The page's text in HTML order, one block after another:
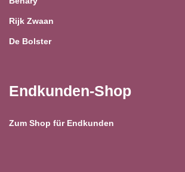
Rijk Zwaan
De Bolster
Endkunden-Shop
Zum Shop für Endkunden